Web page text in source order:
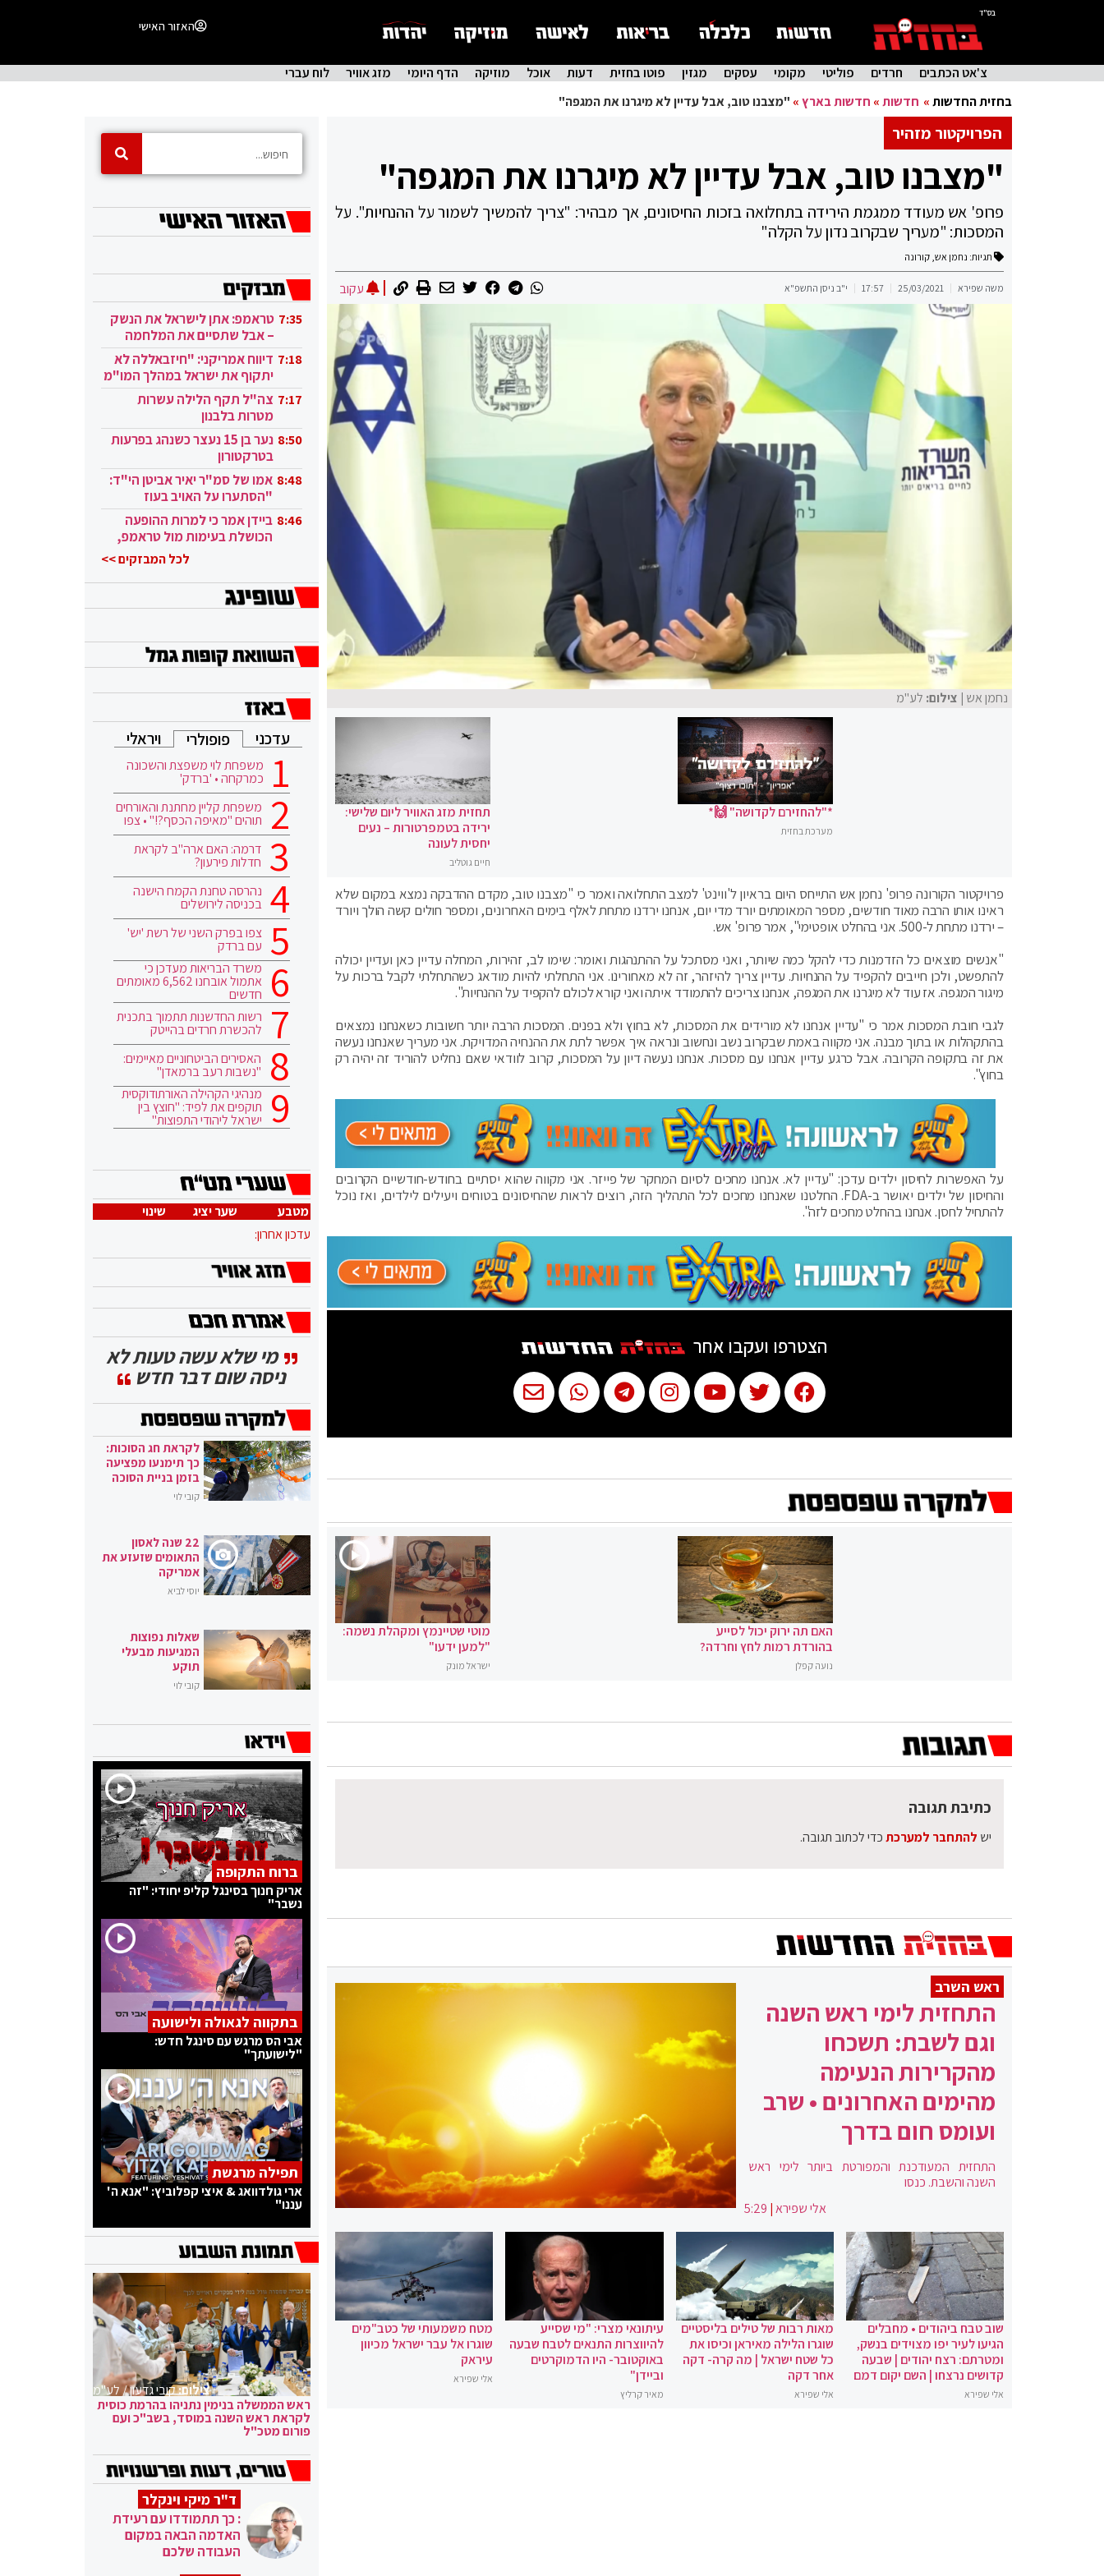
בס"ד
האזור האישי
צ'אט הכתבים חרדים פוליטי מקומי עסקים מגזין פוטו בחזית דעות אוכל מוזיקה הדף היומי מזג אוויר
לוח עברי
בחזית החדשות» חדשות» חדשות בארץ» "מצבנו טוב, אבל עדיין לא מיגרנו את המגפה"
הפרויקטור מזהיר
"מצבנו טוב, אבל עדיין לא מיגרנו את המגפה"
פרופ' אש מעודד ממגמת הירידה בתחלואה בזכות החיסונים, אך מבהיר: "צריך להמשיך לשמור על ההנחיות". על
המסכות: "מעריך שבקרוב נדון על הקלה"
תגיות: נחמן אש, קורונה
משה שפירא 25/03/2021
17:57 י"ב ניסן התשפ"א עקוב
נחמן אש | צילום: לע"מ
*"להחזירם לקדושה" 🙌*
מערכת בחזית
תחזית מזג האוויר ליום שלישי:
ירידה בטמפרטורות – נעים
יחסית לעונה
חיים גוטליב
פרויקטור הקורונה פרופ' נחמן אש התייחס היום בראיון ל'ווינט' למצב התחלואה ואמר כי "מצבנו טוב, מקדם ההדבקה נמצא במקום שלא
ראינו אותו הרבה מאוד חודשים, מספר המאומתים יורד מדי יום, אנחנו ירדנו מתחת לאלף בימים האחרונים, ומספר חולים קשה הולך ויורד
– ירדנו מתחת ל-500. אני בהחלט אופטימי", אמר פרופ' אש.
"אנשים מוצאים כל הזדמנות כדי להקל כמה שיותר, ואני מסתכל על ההתנהגות ואומר: שימו לב, זהירות, המחלה עדיין כאן ועדיין יכולה
להתפשט, ולכן חייבים להקפיד על ההנחיות. עדיין צריך להיזהר, זה לא מאחורינו. אני התחלתי להיות מודאג כשהתחלתי לקבל ברכות על
מיגור המגפה. אז עוד לא מיגרנו את המגפה, אנחנו צריכים להתמודד איתה ואני קורא לכולם להקפיד על ההנחיות".
לגבי חובת המסכות אמר כי "עדיין אנחנו לא מורידים את המסכות, לא בחוץ ולא בפנים. המסכות הרבה יותר חשובות כשאנחנו נמצאים
בהתקהלות או בתוך מבנה. אני מקווה באמת שבקרוב נשב ונחשוב ונראה איך אפשר לתת את ההנחיה המדויקת. אני מעריך שאנחנו נעשה
את זה בתקופה הקרובה. אבל כרגע עדיין אנחנו עם מסכות. אנחנו נעשה דיון על המסכות, קרוב לוודאי שאם נחליט להוריד זה יהיה רק
בחוץ".
על האפשרות לחיסון ילדים עדכן: "עדיין לא. אנחנו מחכים לסיום המחקר של פייזר. אני מקווה שהוא יסתיים בחודש-חודשיים הקרובים
והחיסון של ילדים יאושר ב-FDA. החלטנו שאנחנו מחכים לכל התהליך הזה, רוצים לראות שהחיסונים בטוחים ויעילים לילדים, ואז נוכל
להתחיל לחסן. אנחנו בהחלט מחכים לזה".
הצטרפו ועקבו אחר
האם תה ירוק יכול לסייע
בהורדת רמות לחץ וחרדה?
נועה קפלן
מוטי שטיינמץ ומקהלת נשמה:
"למען ידעו"
ישראל מונק
כתיבת תגובה
יש להתחבר למערכתכדי לכתוב תגובה.
ראש השרב
התחזית לימי ראש השנה
וגם לשבת: תשכחו
מהקרירות הנעימה
מהימים האחרונים • שרב
ועומס חום בדרך
התחזית המעודכנת והמפורטת ביותר לימי ראש
השנה והשבת. כנסו
אלי שפירא|
5:29
שוב טבח ביהודים • מחבלים
הגיעו לעיר יפו מצוידים בנשק,
ומטרתם: רצח יהודים | שבעה
קדושים נרצחו | השם יקום דמם
אלי שפירא
מאות רבות של טילים בליסטיים
שוגרו הלילה מאיראן וכיסו את
כל שטח ישראל | מה קרה- דקה
אחר דקה
אלי שפירא
עיתונאי מצרי: "מי שסייע
להיווצרות התנאים לטבח שבעה
באוקטובר- היו הדמוקרטים
וביידן"
מאיר קרליץ
מטח משמעותי של כטב"מים
שוגרו אל עבר ישראל מכיוון
עיראק
אלי שפירא
7:35 טראמפ: אתן לישראל את הנשק
– אבל שתסיים את המלחמה
בעזה 7:18 דיווח אמריקני: "חיזבאללה לא
יתקוף את ישראל במהלך המו"מ
בקטאר" 7:17 צה"ל תקף הלילה עשרות
מטרות בלבנון
8:50
נער בן 15 נעצר כשנהג בפרעות
בטרקטורון
8:48 אמו של סמ"ר יאיר אביטן הי"ד:
"הסתערו על האויב בעוז
ובגבורה" 8:46 ביידן אמר כי למרות ההופעה
הכושלת בעימות מול טראמפ,
לכל המבזקים >>
עדכני פופולרי ויראלי
משפחת לוי משפצת והשכונה
כמרקחה • 'ברדק'
משפחת קליין מחתנת והאורחים
תוהים "מאיפה הכסף?!" • צפו
דרמה: האם ארה"ב לקראת
חדלות פירעון?
נהרסה טחנת הקמח הישנה
בכניסה לירושלים
צפו בפרק השני של רשת 'יש'
עם ברדק
משרד הבריאות מעדכן כי
אתמול אובחנו 6,562 מאומתים
חדשים
רשות החדשנות תתמוך בתכנית
להכשרת חרדים בהייטק
האסירים הביטחוניים מאיימים:
"נשבות רעב ברמאדן"
מנהיגי הקהילה האורתודוקסית
תוקפים את לפיד: "חוצץ בין
ישראל ליהודי התפוצות"
מטבע שער יציג
שינוי
עדכון אחרון:
מי שלא עשה טעות לא
ניסה שום דבר חדש
לקראת חג הסוכות:
כך תימנעו מפציעה
בזמן בניית הסוכה
קובי לוי
22 שנה לאסון
התאומים שזעזע את
אמריקה
יוסי לביא
שאלות נפוצות
המגיעות מבעלי
תוקע
קובי לוי
ברוח התקופה
אריק חנוך בסינגל קליפ יחודי: "זה
נשבר"
בתקווה לגאולה ולישועה
אבי הס מרגש עם סינגל חדש:
"לישועתך"
תפילה מרגשת
ארי גולדוואג & איצי קפלוביץ: "אנא ה'
עננו"
צילום:קובי גדעון / לע"מ
ראש הממשלה בנימין נתניהו בהרמת כוסית
לקראת ראש השנה במוסד, בשב"כ ועם
פורום מטכ"ל
ד"ר מיקי וינקלר
: כך תתמודדו עם רעידת
האדמה הבאה במקום
העבודה שלכם